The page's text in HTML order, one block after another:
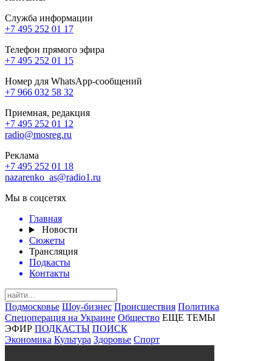
Служба информации
+7 495 252 01 17
Телефон прямого эфира
+7 495 252 01 15
Номер для WhatsApp-сообщений
+7 966 032 58 32
Приемная, редакция
+7 495 252 01 12
radio@mosreg.ru
Реклама
+7 495 252 01 18
nazarenko_as@radio1.ru
Мы в соцсетях
Главная
Новости
Сюжеты
Трансляция
Подкасты
Контакты
Подмосковье Шоу-бизнес Происшествия Политика
Спецоперация на Украине Общество ЕЩЕ ТЕМЫ
ЭФИР ПОДКАСТЫ ПОИСК
Экономика Культура Здоровье Спорт